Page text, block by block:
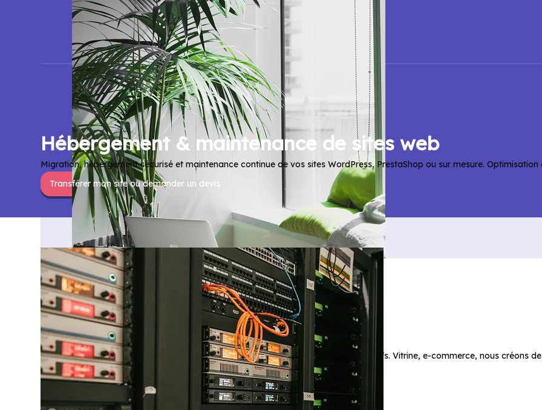
Qui sommes nous ?
Actualités
Contact
Découvrir nos services
Site internet
Attirez plus de clients avec un site web sur mesure, moderne et adapté à vos objectifs. Vitrine, e-commerce, nous créons
pour convertir.
Application web
Hébergement & maintenance de sites web
Migration, hébergement sécurisé et maintenance continue de vos sites WordPress, PrestaShop ou sur mesure.
Transférer mon site ou demander un devis